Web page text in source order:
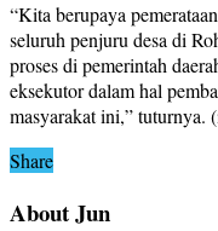
“Kita berupaya
seluruh penjuru desa di
proses di pemerintah
eksekutor dalam hal
masyarakat ini,” tuturnya.
Share
About Jun